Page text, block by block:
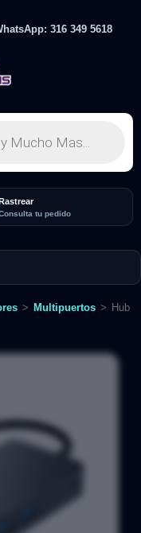
316 349 5618
tu pedido
> Multipuertos > Hub